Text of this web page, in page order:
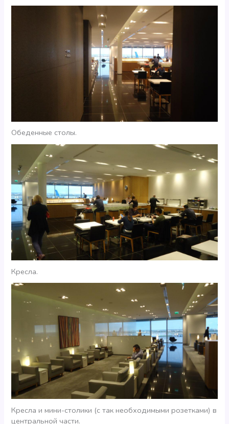
Обеденные столы.
Кресла.
Кресла и мини-столики (с так необходимыми розетками) в
центральной части.